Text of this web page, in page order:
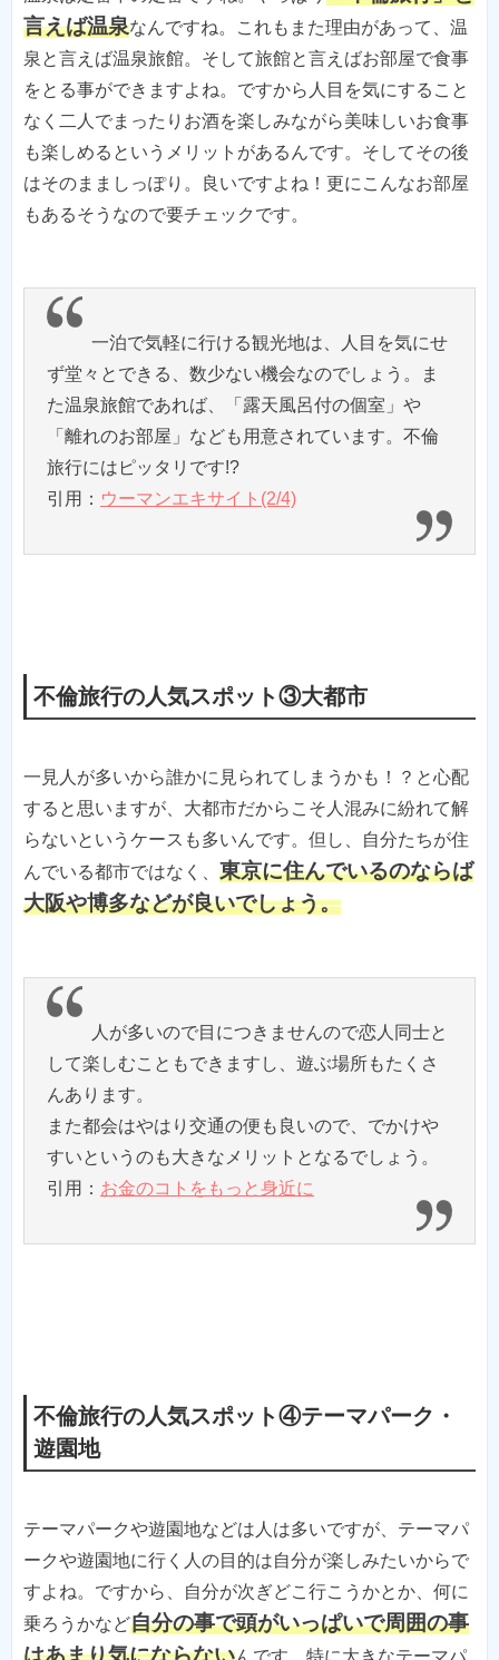
言えば温泉なんですね。これもまた理由があって、温
泉と言えば温泉旅館。そして旅館と言えばお部屋で食事
をとる事ができますよね。ですから人目を気にすること
なく二人でまったりお酒を楽しみながら美味しいお食事
も楽しめるというメリットがあるんです。そしてその後
はそのまましっぽり。良いですよね！更にこんなお部屋
もあるそうなので要チェックです。
一泊で気軽に行ける観光地は、人目を気にせ
ず堂々とできる、数少ない機会なのでしょう。ま
た温泉旅館であれば、「露天風呂付の個室」や
「離れのお部屋」なども用意されています。不倫
旅行にはピッタリです!?
引用： ウーマンエキサイト(2/4)
不倫旅行の人気スポット③大都市
一見人が多いから誰かに見られてしまうかも！？と心配
すると思いますが、大都市だからこそ人混みに紛れて解
らないというケースも多いんです。但し、自分たちが住
んでいる都市ではなく、 東京に住んでいるのならば
大阪や博多などが良いでしょう。
人が多いので目につきませんので恋人同士と
して楽しむこともできますし、遊ぶ場所もたくさ
んあります。
また都会はやはり交通の便も良いので、でかけや
すいというのも大きなメリットとなるでしょう。
引用： お金のコトをもっと身近に
不倫旅行の人気スポット④テーマパーク・
遊園地
テーマパークや遊園地などは人は多いですが、テーマパ
ークや遊園地に行く人の目的は自分が楽しみたいからで
すよね。ですから、自分が次ぎどこ行こうかとか、何に
乗ろうかなど自分の事で頭がいっぱいで周囲の事
はあまり気にならない